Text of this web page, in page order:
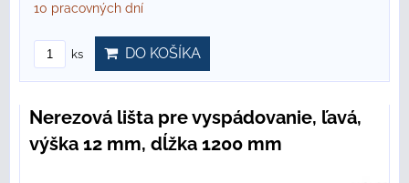
10 pracovných dní
ks DO KOŠÍKA
Nerezová lišta pre vyspádovanie, ľavá,
výška 12 mm, dĺžka 1200 mm